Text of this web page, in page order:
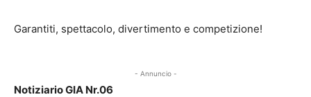
Garantiti, spettacolo, divertimento e competizione!
- Annuncio -
Notiziario GIA Nr.06